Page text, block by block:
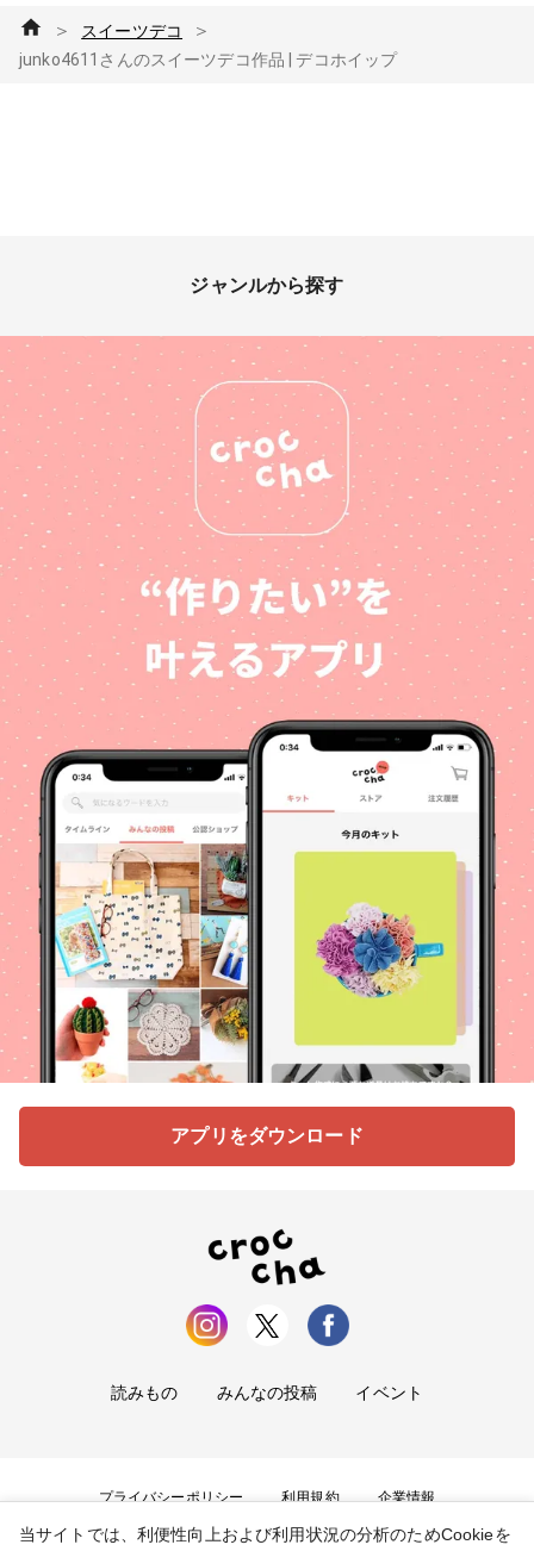
＞ スイーツデコ ＞
junko4611さんのスイーツデコ作品 | デコホイップ
ジャンルから探す
アプリをダウンロード
読みもの みんなの投稿 イベント
プライバシーポリシー 利用規約 企業情報
お問い合わせ
当サイトでは、利便性向上および利用状況の分析のためCookieを